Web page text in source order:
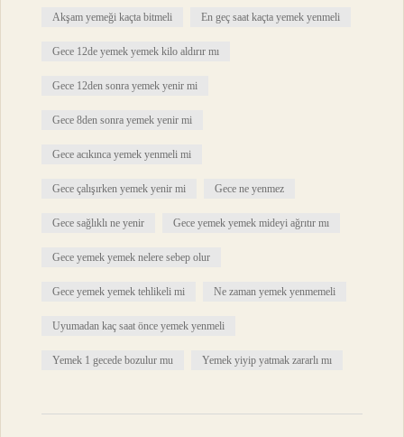
Akşam yemeği kaçta bitmeli En geç saat kaçta yemek yenmeli
Gece 12de yemek yemek kilo aldırır mı
Gece 12den sonra yemek yenir mi
Gece 8den sonra yemek yenir mi
Gece acıkınca yemek yenmeli mi
Gece çalışırken yemek yenir mi Gece ne yenmez
Gece sağlıklı ne yenir Gece yemek yemek mideyi ağrıtır mı
Gece yemek yemek nelere sebep olur
Gece yemek yemek tehlikeli mi Ne zaman yemek yenmemeli
Uyumadan kaç saat önce yemek yenmeli
Yemek 1 gecede bozulur mu Yemek yiyip yatmak zararlı mı